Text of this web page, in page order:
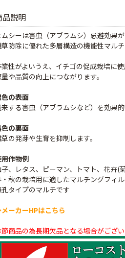
品説明
ムシーは害虫（アブラムシ）忌避効果
草防除に優れた多層構造の機能性マルチ
業性がよいうえ、イチゴの促成栽培に
や品質の向上につながります。
の表面
する害虫（アブラムシなど）を効果
の裏面
の発芽や生育を抑制します。
作物例
、レタス、ピーマン、トマト、花卉(
・秋の栽培用に適したマルチングフィル
孔タイプのマルチです
ーカーHPはこちら
商品の為長期欠品となる場合がござい